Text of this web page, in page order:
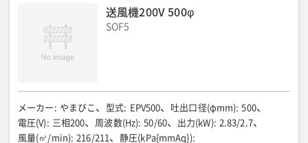
送風機200V 500φ
SOF5
メーカー : やまびこ 型式: EPV500 吐出口径(φmm): 500
電圧(V): 三相200 周波数(Hz): 50/60 出力(kW): 2.83/2.7
風量(㎥/min): 216/211 静圧(kPa{mmAq}):